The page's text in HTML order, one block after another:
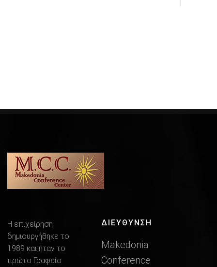
Η επιχείρηση
δημιουργήθηκε το
1989 και ήταν το
πρώτο Γραφείο
ΔΙΕΎΘΥΝΣΗ
Makedonia
Conference